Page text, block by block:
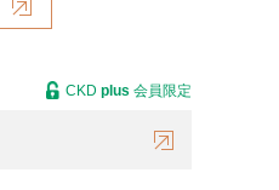
CKD plus 会員限定